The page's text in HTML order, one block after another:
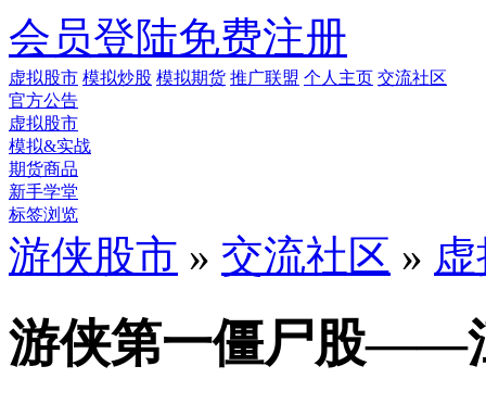
会员登陆免费注册
虚拟股市 模拟炒股 模拟期货 推广联盟 个人主页 交流社区
官方公告
虚拟股市
模拟&实战
期货商品
新手学堂
标签浏览
游侠股市 » 交流社区 »
游侠第一僵尸股——